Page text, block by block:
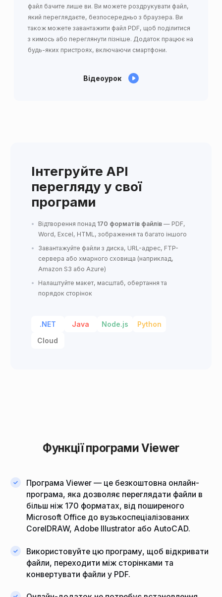
файл бачите лише ви. Ви можете роздрукувати файл,
який переглядаєте, безпосередньо з браузера. Ви
також можете завантажити файл PDF, щоб поділитися
з кимось або переглянути пізніше. Додаток працює на
будь-яких пристроях, включаючи смартфони.
Відеоурок
Інтегруйте API
перегляду у свої
програми
Відтворення понад 170 форматів файлів — PDF,
Word, Excel, HTML, зображення та багато іншого
Завантажуйте файли з диска, URL-адрес, FTP-
сервера або хмарного сховища (наприклад,
Amazon S3 або Azure)
Налаштуйте макет, масштаб, обертання та
порядок сторінок
.NET Java Node.js
Python
Cloud
Функції програми Viewer
Програма Viewer — це безкоштовна онлайн-
програма, яка дозволяє переглядати файли в
більш ніж 170 форматах, від поширеного
Microsoft Office до вузькоспеціалізованих
CorelDRAW, Adobe Illustrator або AutoCAD.
Використовуйте цю програму, щоб відкривати
файли, переходити між сторінками та
конвертувати файли у PDF.